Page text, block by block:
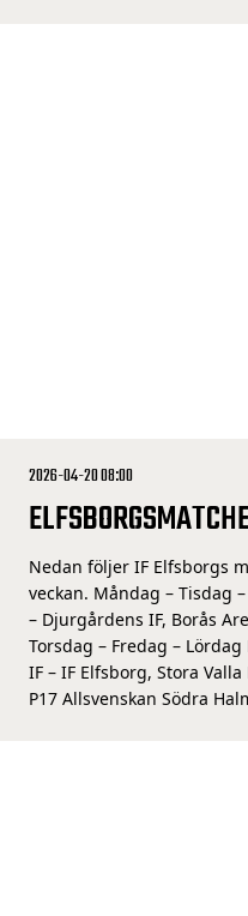
2026-04-20 08:00
Nedan följer IF Elfsborgs
veckan. Måndag – Tisdag
– Djurgårdens IF, Borås
Torsdag – Fredag –
IF – IF Elfsborg, Stora
P17 Allsvenskan Södra